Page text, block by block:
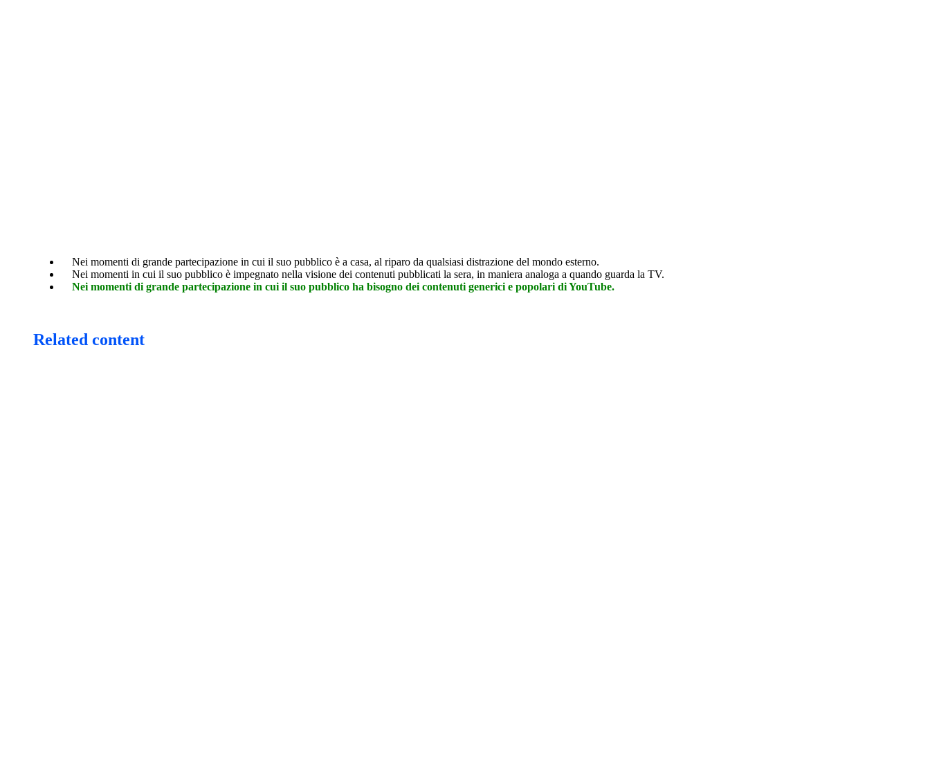
Nei momenti di grande partecipazione in cui il suo pubblico è a casa, al riparo da qualsiasi distrazione del mondo esterno.
Nei momenti in cui il suo pubblico è impegnato nella visione dei contenuti pubblicati la sera, in maniera analoga a quando guarda la TV.
Nei momenti di grande partecipazione in cui il suo pubblico ha bisogno dei contenuti generici e popolari di YouTube.
Related content